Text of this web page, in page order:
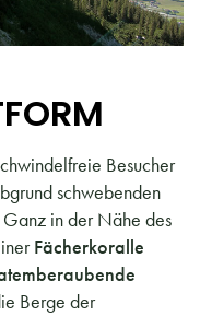
Besucher
schwebenden
Ganz in der Nähe des
Fächerkoralle
Berge der